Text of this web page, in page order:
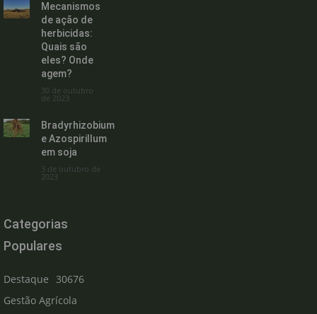
Mecanismos
de ação de
herbicidas:
Quais são
eles? Onde
agem?
30 de outubro
de 2023
Bradyrhizobium
e Azospirillum
em soja
3 de outubro de
2023
Categorias
Populares
Destaque
30676
Gestão Agrícola